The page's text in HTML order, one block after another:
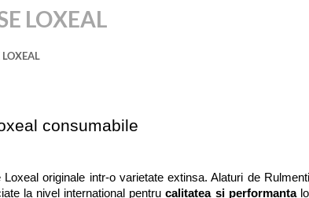
LOXEAL
LOXEAL
consumabile
Loxeal originale intr-o varietate extinsa. Alaturi de
la nivel international pentru calitatea si performanta